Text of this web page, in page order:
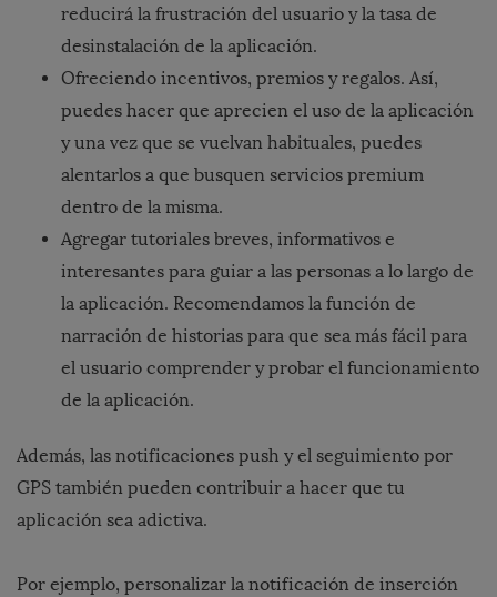
reducirá la frustración del usuario y la tasa de
desinstalación de la aplicación.
Ofreciendo incentivos, premios y regalos. Así,
puedes hacer que aprecien el uso de la aplicación
y una vez que se vuelvan habituales, puedes
alentarlos a que busquen servicios premium
dentro de la misma.
Agregar tutoriales breves, informativos e
interesantes para guiar a las personas a lo largo de
la aplicación. Recomendamos la función de
narración de historias para que sea más fácil para
el usuario comprender y probar el funcionamiento
de la aplicación.
Además, las notificaciones push y el seguimiento por
GPS también pueden contribuir a hacer que tu
aplicación sea adictiva.
Por ejemplo, personalizar la notificación de inserción